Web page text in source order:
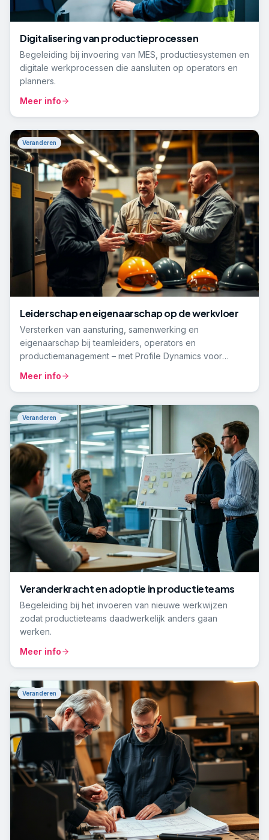
Digitalisering van productieprocessen
Begeleiding bij invoering van MES, productiesystemen en
digitale werkprocessen die aansluiten op operators en
planners.
Meer info
Veranderen
Leiderschap en eigenaarschap op de werkvloer
Versterken van aansturing, samenwerking en
eigenaarschap bij teamleiders, operators en
productiemanagement – met Profile Dynamics voor
Meer info
Veranderen
Veranderkracht en adoptie in productieteams
Begeleiding bij het invoeren van nieuwe werkwijzen
zodat productieteams daadwerkelijk anders gaan
werken.
Meer info
Veranderen